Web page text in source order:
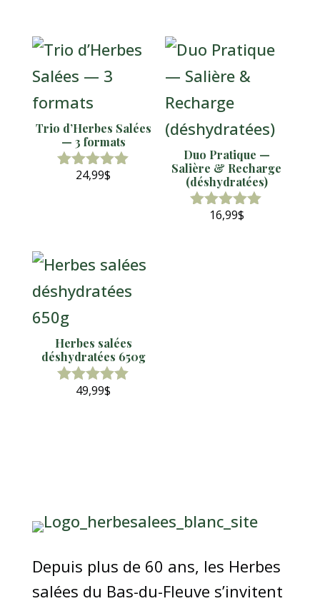
Trio d’Herbes Salées
— 3 formats
Note
24,99$
Duo Pratique —
Salière & Recharge
(déshydratées)
Note
16,99$
Herbes salées
déshydratées 650g
Note
49,99$
Depuis plus de 60 ans, les Herbes
salées du Bas-du-Fleuve s’invitent